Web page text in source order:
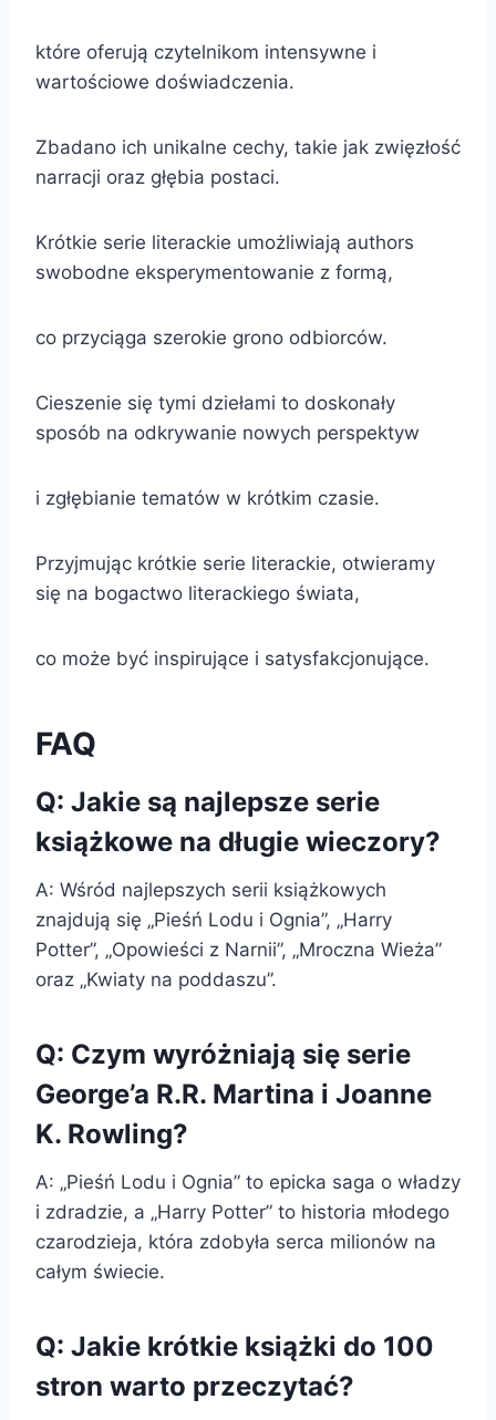
które oferują czytelnikom intensywne i
wartościowe doświadczenia.
Zbadano ich unikalne cechy, takie jak zwięzłość
narracji oraz głębia postaci.
Krótkie serie literackie umożliwiają authors
swobodne eksperymentowanie z formą,
co przyciąga szerokie grono odbiorców.
Cieszenie się tymi dziełami to doskonały
sposób na odkrywanie nowych perspektyw
i zgłębianie tematów w krótkim czasie.
Przyjmując krótkie serie literackie, otwieramy
się na bogactwo literackiego świata,
co może być inspirujące i satysfakcjonujące.
FAQ
Q: Jakie są najlepsze serie
książkowe na długie wieczory?
A: Wśród najlepszych serii książkowych
znajdują się „Pieśń Lodu i Ognia”, „Harry
Potter”, „Opowieści z Narnii”, „Mroczna Wieża”
oraz „Kwiaty na poddaszu”.
Q: Czym wyróżniają się serie
George’a R.R. Martina i Joanne
K. Rowling?
A: „Pieśń Lodu i Ognia” to epicka saga o władzy
i zdradzie, a „Harry Potter” to historia młodego
czarodzieja, która zdobyła serca milionów na
całym świecie.
Q: Jakie krótkie książki do 100
stron warto przeczytać?